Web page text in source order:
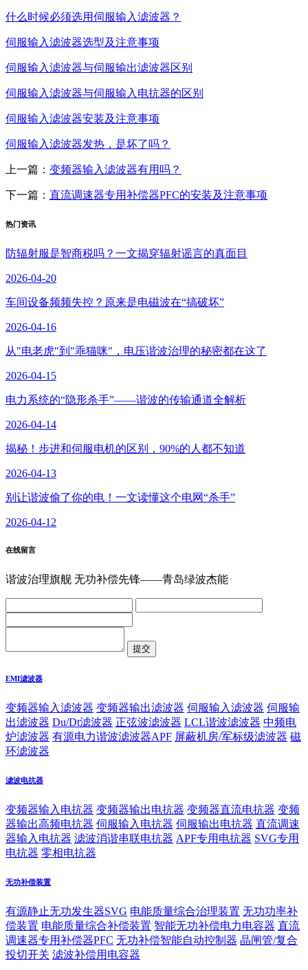
什么时候必须选用伺服输入滤波器？
伺服输入滤波器选型及注意事项
伺服输入滤波器与伺服输出滤波器区别
伺服输入滤波器与伺服输入电抗器的区别
伺服输入滤波器安装及注意事项
伺服输入滤波器发热，是坏了吗？
上一篇： 变频器输入滤波器有用吗？
下一篇： 直流调速器专用补偿器PFC的安装及注意事项
热门资讯
防辐射服是智商税吗？一文揭穿辐射谣言的真面目
2026-04-20
车间设备频频失控？原来是电磁波在“搞破坏”
2026-04-16
从"电老虎"到"乖猫咪"，电压谐波治理的秘密都在这了
2026-04-15
电力系统的“隐形杀手”——谐波的传输通道全解析
2026-04-14
揭秘！步进和伺服电机的区别，90%的人都不知道
2026-04-13
别让谐波偷了你的电！一文读懂这个电网“杀手”
2026-04-12
在线留言
谐波治理旗舰 无功补偿先锋——青岛绿波杰能
EMI滤波器
变频器输入滤波器 变频器输出滤波器 伺服输入滤波器 伺服输
出滤波器 Du/Dt滤波器 正弦波滤波器 LCL谐波滤波器 中频电
炉滤波器 有源电力谐波滤波器APF 屏蔽机房/军标级滤波器 磁
环滤波器
滤波电抗器
变频器输入电抗器 变频器输出电抗器 变频器直流电抗器 变频
器输出高频电抗器 伺服输入电抗器 伺服输出电抗器 直流调速
器输入电抗器 滤波消谐串联电抗器 APF专用电抗器 SVG专用
电抗器 零相电抗器
无功补偿装置
有源静止无功发生器SVG 电能质量综合治理装置 无功功率补
偿装置 电能质量综合补偿装置 智能无功补偿电力电容器 直流
调速器专用补偿器PFC 无功补偿智能自动控制器 晶闸管/复合
投切开关 滤波补偿用电容器